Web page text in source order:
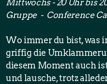
Mittwochs - 20 Uhr bis
Gruppe - Conference
Wo immer du bist, was
griffig die
diesem Moment auch
und lausche, trotz
Inspirationen
Blog